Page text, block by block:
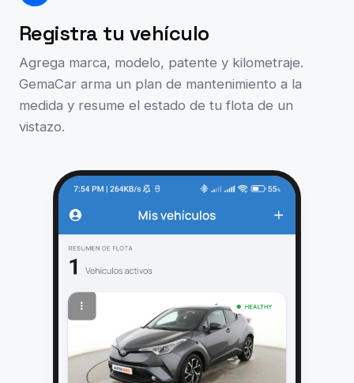
Registra tu vehículo
Agrega marca, modelo, patente y kilometraje.
GemaCar arma un plan de mantenimiento a la
medida y resume el estado de tu flota de un
vistazo.